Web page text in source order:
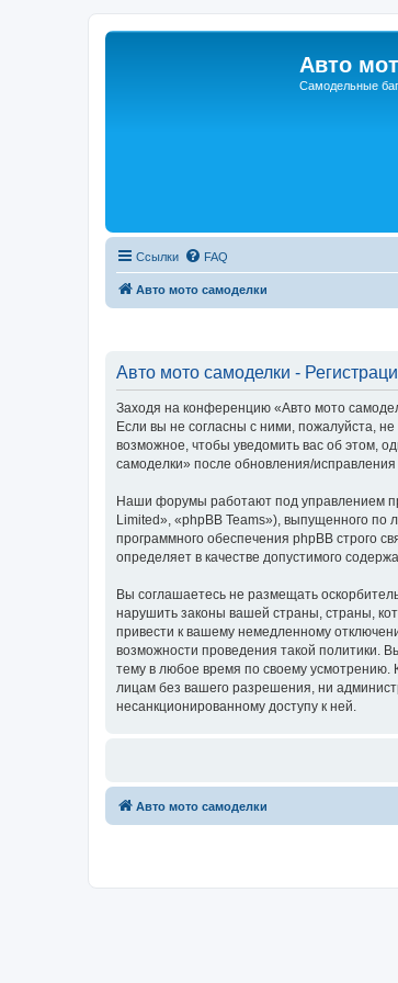
Авто
Самодельные
Ссылки FAQ
Авто мото самоделки
Авто мото самоделки -
Заходя на конференцию «Авто мото
Если вы не согласны с ними, пожалуйста,
возможное, чтобы уведомить вас об этом,
самоделки» после обновления/
Наши форумы работают под управлением
Limited», «phpBB Teams»), выпущенного по
программного обеспечения phpBB строго
определяет в качестве допустимого
Вы соглашаетесь не размещать
нарушить законы вашей страны, страны,
привести к вашему немедленному
возможности проведения такой политики.
тему в любое время по своему усмотрению.
лицам без вашего разрешения, ни
несанкционированному доступу к ней.
Авто мото самоделки